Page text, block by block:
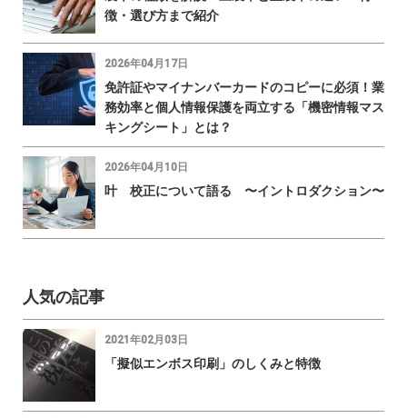
徴・選び方まで紹介
2026年04月17日
免許証やマイナンバーカードのコピーに必須！業
務効率と個人情報保護を両立する「機密情報マス
キングシート」とは？
2026年04月10日
叶 校正について語る 〜イントロダクション〜
人気の記事
2021年02月03日
「擬似エンボス印刷」のしくみと特徴